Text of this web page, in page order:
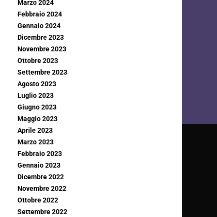
Marzo 2024
Febbraio 2024
Gennaio 2024
Dicembre 2023
Novembre 2023
Ottobre 2023
Settembre 2023
Agosto 2023
Luglio 2023
Giugno 2023
Maggio 2023
Aprile 2023
Marzo 2023
Febbraio 2023
Gennaio 2023
Dicembre 2022
Novembre 2022
Ottobre 2022
Settembre 2022